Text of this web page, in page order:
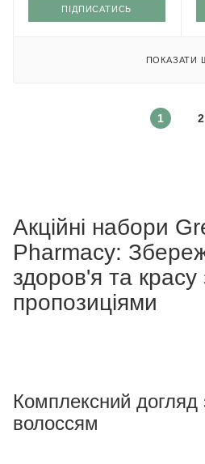
ПІДПИСАТИСЬ
ПОКАЗАТИ
1 2
Акційні набори
Pharmacy:
здоров'я та красу
пропозиціями
Комплексний догляд
волоссям